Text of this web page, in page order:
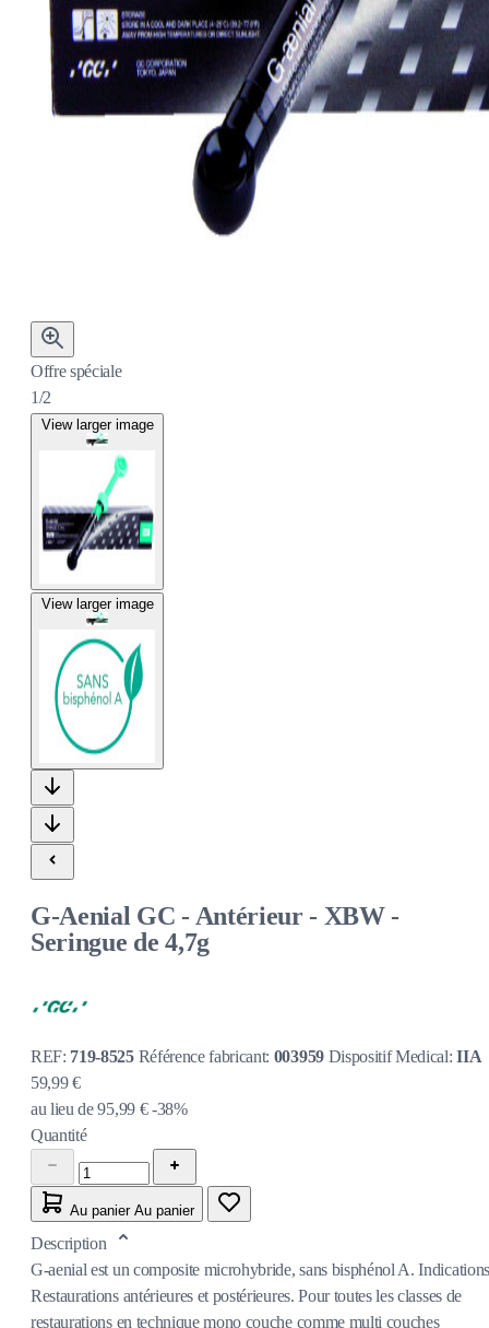
Offre spéciale
1/2
View larger image
View larger image
G-Aenial GC - Antérieur - XBW -
Seringue de 4,7g
REF: 719-8525 Référence fabricant: 003959 Dispositif Medical:IIA
59,99 €
au lieu de95,99 € -38%
Quantité
Au panier Au panier
Description
G-aenial est un composite microhybride, sans bisphénol A.
Restaurations antérieures et postérieures. Pour toutes les classes de
restaurations en technique mono couche comme multi couches